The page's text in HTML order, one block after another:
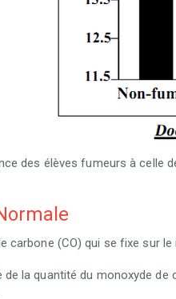
des élèves fumeurs à celle
(CO) qui se fixe sur
la quantité du monoxyde